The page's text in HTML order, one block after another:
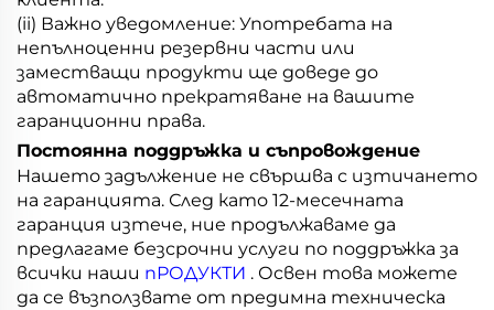
(ii) Важно уведомление: Употребата на
непълноценни резервни части или
заместващи продукти ще доведе до
автоматично прекратяване на вашите
гаранционни права.
Постоянна поддръжка и съпровождение
Нашето задължение не свършва с изтичането
на гаранцията. След като 12-месечната
гаранция изтече, ние продължаваме да
предлагаме безсрочни услуги по поддръжка за
всички наши пРОДУКТИ . Освен това можете
да се възползвате от предимна техническа